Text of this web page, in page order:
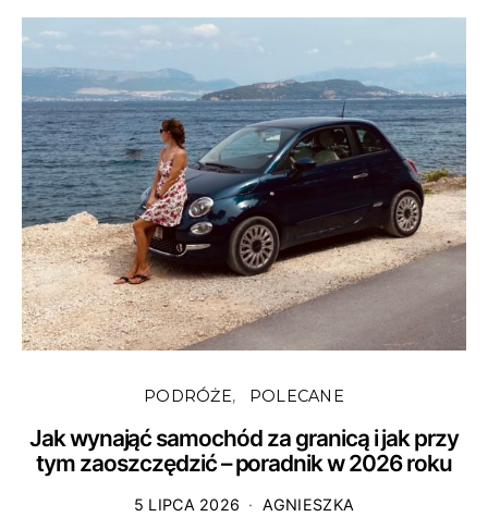
PODRÓŻE POLECANE
Jak wynająć samochód za granicą i jak przy
tym zaoszczędzić – poradnik w 2026 roku
5 LIPCA 2026 AGNIESZKA